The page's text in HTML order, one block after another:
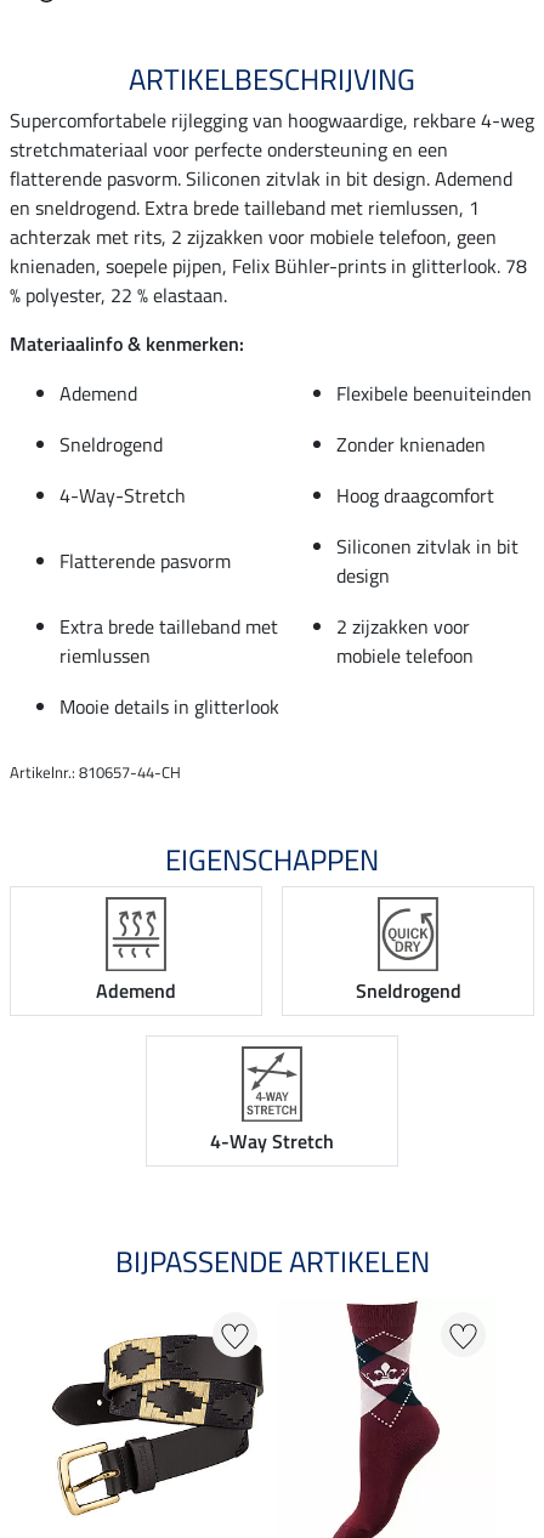
ARTIKELBESCHRIJVING
Supercomfortabele rijlegging van hoogwaardige, rekbare 4-weg
stretchmateriaal voor perfecte ondersteuning en een
flatterende pasvorm. Siliconen zitvlak in bit design. Ademend
en sneldrogend. Extra brede tailleband met riemlussen, 1
achterzak met rits, 2 zijzakken voor mobiele telefoon, geen
knienaden, soepele pijpen, Felix Bühler-prints in glitterlook. 78
% polyester, 22 % elastaan.
Materiaalinfo & kenmerken:
Ademend
Flexibele beenuiteinden
Sneldrogend
Zonder knienaden
4-Way-Stretch
Hoog draagcomfort
Flatterende pasvorm
Siliconen zitvlak in bit
design
Extra brede tailleband met
riemlussen
2 zijzakken voor
mobiele telefoon
Mooie details in glitterlook
Artikelnr.: 810657-44-CH
EIGENSCHAPPEN
Ademend Sneldrogend
4-Way Stretch
BIJPASSENDE ARTIKELEN